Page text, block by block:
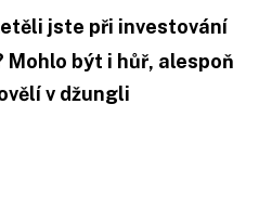
jste při investování
Mohlo být i hůř, alespoň
v džungli